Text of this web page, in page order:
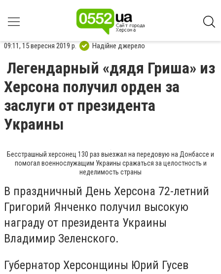
09:11, 15 вересня 2019 р. Надійне джерело
Легендарный «дядя Гриша» из
Херсона получил орден за
заслуги от президента
Украины
Бесстрашный херсонец 130 раз выезжал на передовую на Донбассе и
помогал военнослужащим Украины сражаться за целостность и
неделимость страны
В праздничный День Херсона 72-летний
Григорий Янченко получил высокую
награду от президента Украины
Владимир Зеленского.
Губернатор Херсонщины Юрий Гусев